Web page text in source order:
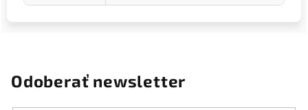
Odoberať newsletter